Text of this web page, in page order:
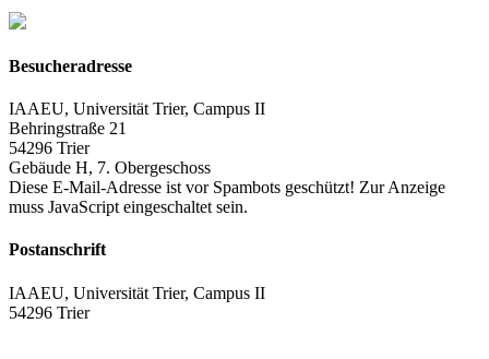
Besucheradresse
IAAEU, Universität Trier, Campus II
Behringstraße 21
54296 Trier
Gebäude H, 7. Obergeschoss
Diese E-Mail-Adresse ist vor Spambots geschützt! Zur Anzeige
muss JavaScript eingeschaltet sein.
Postanschrift
IAAEU, Universität Trier, Campus II
54296 Trier